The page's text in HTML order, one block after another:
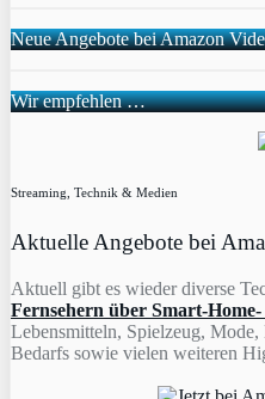
Neue Angebote bei Amazon
Wir empfehlen …
Streaming, Technik & Medien
Aktuelle Angebote bei
Aktuell gibt es wieder diverse
Fernsehern über Smart-
Lebensmitteln, Spielzeug,
Bedarfs sowie vielen weiteren